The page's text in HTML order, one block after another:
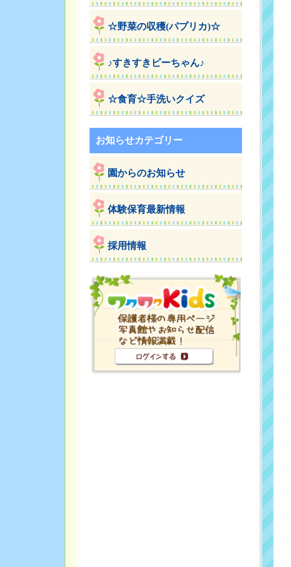
☆野菜の収穫(パプリカ)☆
♪すきすきビーちゃん♪
☆食育☆手洗いクイズ
お知らせカテゴリー
園からのお知らせ
体験保育最新情報
採用情報